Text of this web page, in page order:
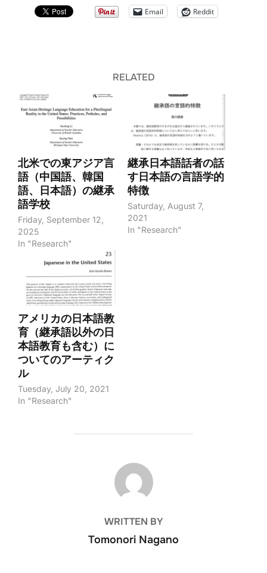
Email Reddit
RELATED
北米での東アジア言
語（中国語、韓国
語、日本語）の継承
語学校
Friday, September 12,
2025
In "Research"
継承日本語話者の話
す日本語の言語学的
特徴
Saturday, August 7,
2021
In "Research"
アメリカの日本語教
育（継承語以外の日
本語教育も含む）に
ついてのアーティク
ル
Tuesday, July 20, 2021
In "Research"
POST AUTHOR
WRITTEN BY
Tomonori Nagano